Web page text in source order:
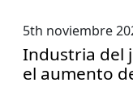
5th noviembre
Industria del
el aumento